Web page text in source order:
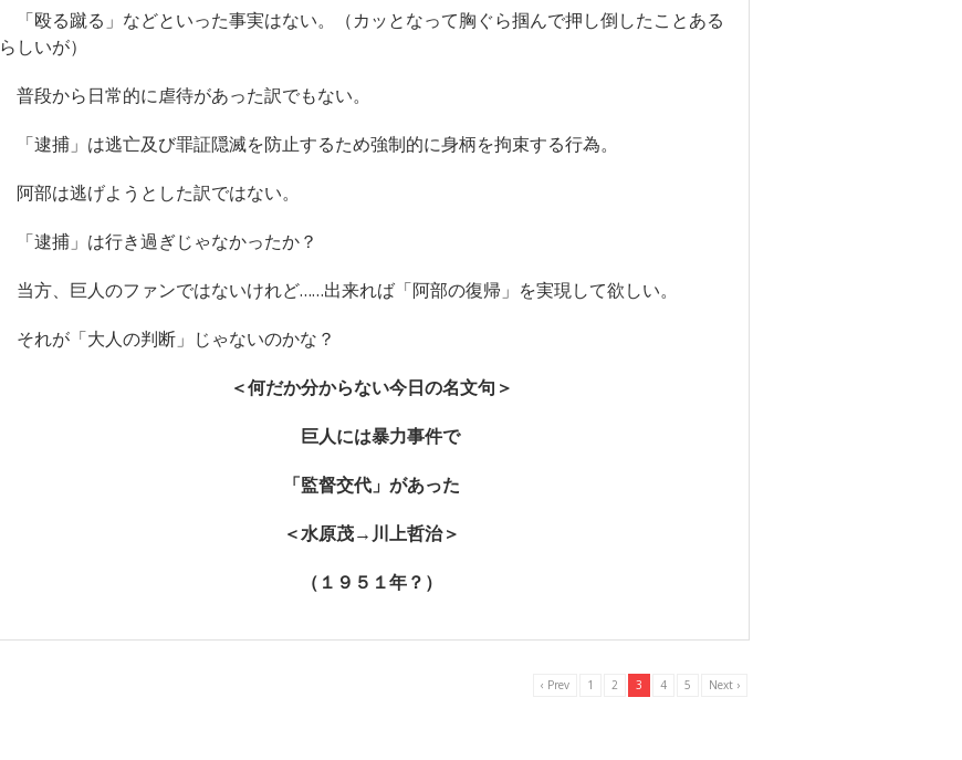
「殴る蹴る」などといった事実はない。（カッとなって胸ぐら掴んで押し倒したことある
らしいが）
普段から日常的に虐待があった訳でもない。
「逮捕」は逃亡及び罪証隠滅を防止するため強制的に身柄を拘束する行為。
阿部は逃げようとした訳ではない。
「逮捕」は行き過ぎじゃなかったか？
当方、巨人のファンではないけれど……出来れば「阿部の復帰」を実現して欲しい。
それが「大人の判断」じゃないのかな？
＜何だか分からない今日の名文句＞
巨人には暴力事件で
「監督交代」があった
＜水原茂→川上哲治＞
（１９５１年？）
‹ Prev 1 2 3 4 5 Next ›